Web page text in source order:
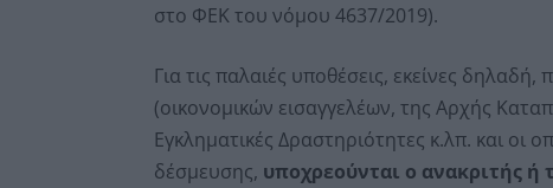
στο ΦΕΚ του νόμου 4637/2019).
Για τις παλαιές υποθέσεις, εκείνες
(οικονομικών εισαγγελέων, της Αρχής
Εγκληματικές Δραστηριότητες κ.λπ. και
δέσμευσης, υποχρεούνται ο ανακριτής ή